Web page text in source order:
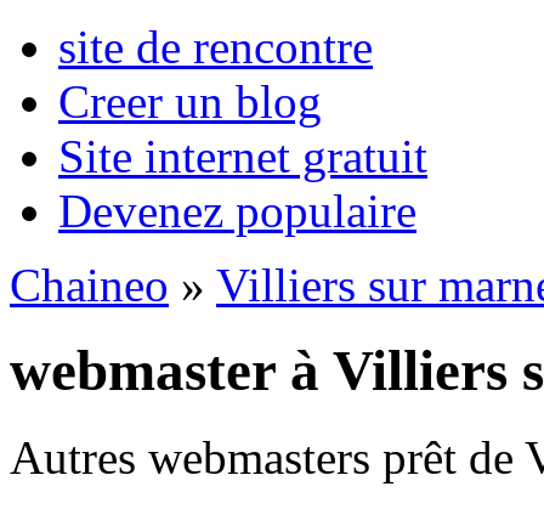
site de rencontre
Creer un blog
Site internet gratuit
Devenez populaire
Chaineo » Villiers sur
webmaster à Villiers
Autres webmasters prêt de